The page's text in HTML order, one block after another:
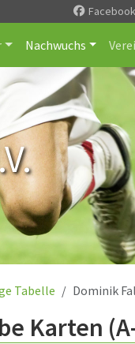
Facebook
Nachwuchs
Tabelle Dominik
Karten